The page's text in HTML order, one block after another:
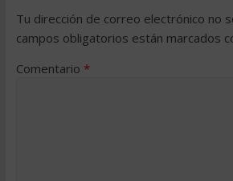
Tu dirección de correo electrónico no
campos obligatorios están marcados
Comentario *